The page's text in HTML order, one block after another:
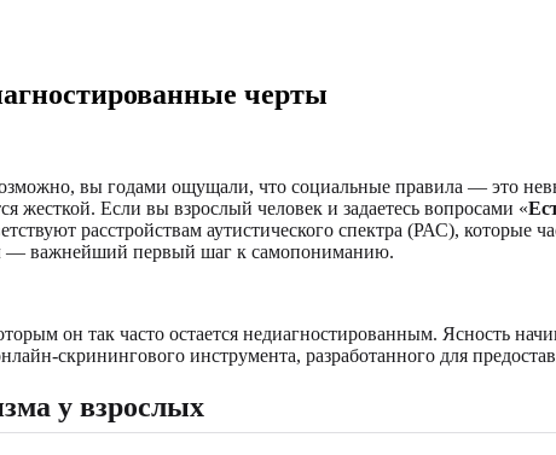
черты
вы годами ощущали, что социальные правила — это
жесткой. Если вы взрослый человек и задаетесь вопросами «
расстройствам аутистического спектра (РАС), которые
— важнейший первый шаг к самопониманию.
он так часто остается недиагностированным. Ясность
скринингового инструмента, разработанного для
у взрослых